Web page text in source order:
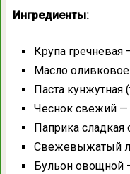
Ингредиенты:
Крупа гречневая
Масло
Паста кунжутная
Чеснок свежий —
Паприка сладкая
Свежевыжатый
Бульон овощной